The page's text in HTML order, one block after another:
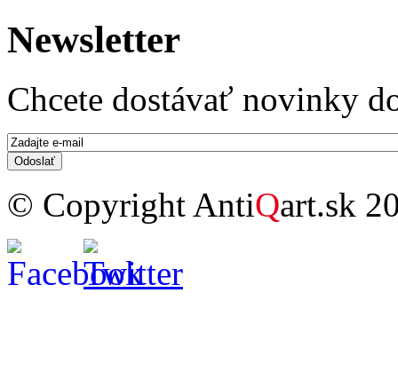
Newsletter
Chcete dostávať novinky
E-mail*
© Copyright AntiQart.sk